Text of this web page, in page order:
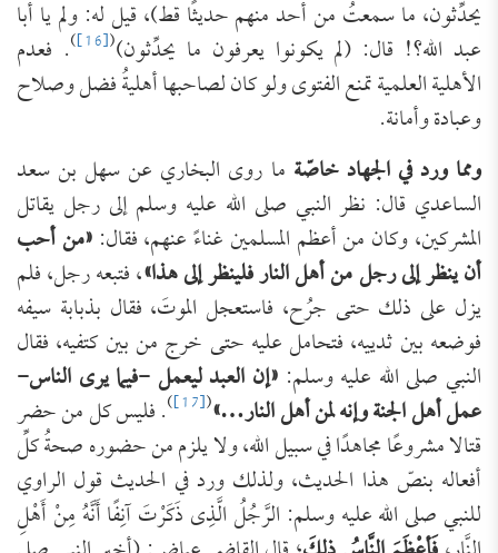
يحدِّثون، ما سمعتُ من أحد منهم ‌حديثًا قط)، قيل له: ولم يا أبا
عبد الله؟! قال: (لم يكونوا يعرفون ما يحدِّثون)(
[16]
). فعدم
الأهلية العلمية تمنع الفتوى ولو كان لصاحبها أهليةُ فضل وصلاح
وعبادة وأمانة.
ومما ورد في الجهاد خاصّة ما روى البخاري عن سهل بن سعد
الساعدي قال: نظر النبي صلى الله عليه وسلم إلى رجل يقاتل
المشركين، وكان من أعظم المسلمين غناءً عنهم، فقال:«من أحب
أن ‌ينظر ‌إلى ‌رجل ‌من ‌أهل ‌النار فلينظر إلى هذا»، فتبعه رجل، فلم
يزل على ذلك حتى جرُح، فاستعجل الموتَ، فقال بذبابة سيفه
فوضعه بين ثدييه، فتحامل عليه حتى خرج من بين كتفيه، فقال
النبي صلى الله عليه وسلم: «إن العبد ليعمل -فيما يرى الناس-
عمل أهل الجنة وإنه لمن أهل ‌النار…»(
[17]
). فليس كل من حضر
قتالا مشروعًا مجاهدًا في سبيل الله، ولا يلزم من حضوره صحةُ كلِّ
أفعاله بنصّ هذا الحديث، ولذلك ورد في الحديث قول الراوي
للنبي صلى الله عليه وسلم: الرَّجُلُ الَّذِى ذَكَرْتَ آنِفًا أَنَّهُ مِنْ أَهْلِ